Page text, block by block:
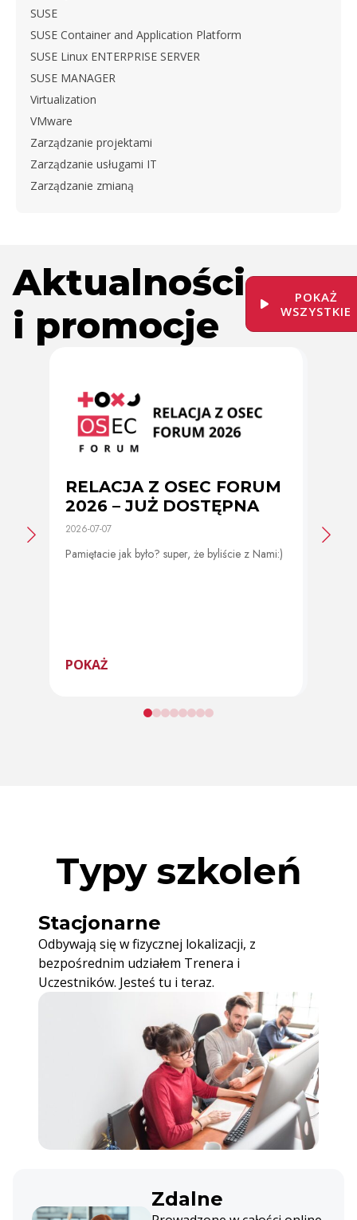
SUSE
SUSE Container and Application Platform
SUSE Linux ENTERPRISE SERVER
SUSE MANAGER
Virtualization
VMware
Zarządzanie projektami
Zarządzanie usługami IT
Zarządzanie zmianą
Aktualności
i promocje
POKAŻ
WSZYSTKIE
RELACJA Z OSEC FORUM
2026 – JUŻ DOSTĘPNA
2026-07-07
Pamiętacie jak było? super, że byliście z Nami:)
POKAŻ
2026-
Typy szkoleń
Stacjonarne
Odbywają się w fizycznej lokalizacji, z
bezpośrednim udziałem Trenera i
Uczestników. Jesteś tu i teraz.
Zdalne